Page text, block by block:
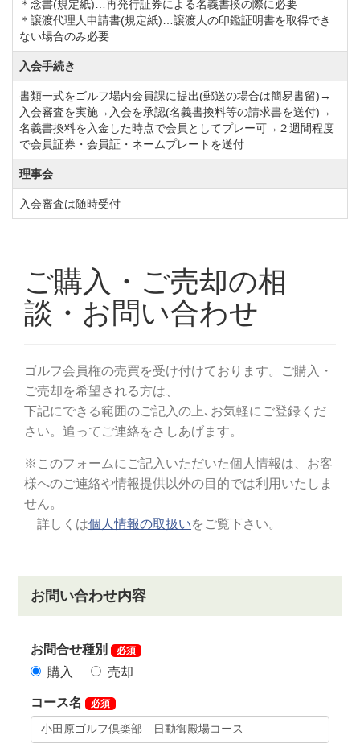
＊念書(規定紙)…再発行証券による名義書換の際に必要
＊譲渡代理人申請書(規定紙)…譲渡人の印鑑証明書を取得でき
ない場合のみ必要
入会手続き
書類一式をゴルフ場内会員課に提出(郵送の場合は簡易書留)→
入会審査を実施→入会を承認(名義書換料等の請求書を送付)→
名義書換料を入金した時点で会員としてプレー可→２週間程度
で会員証券・会員証・ネームプレートを送付
理事会
入会審査は随時受付